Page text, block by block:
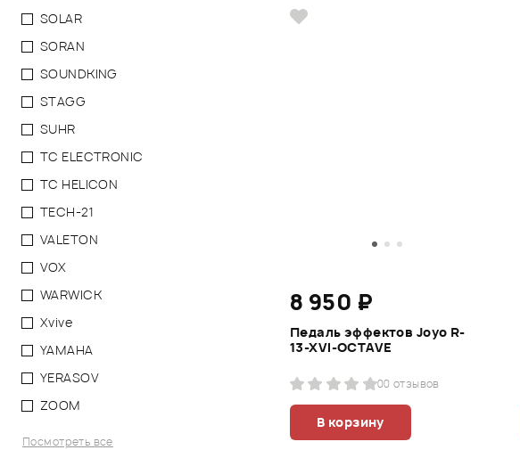
SOLAR
SORAN
SOUNDKING
STAGG
SUHR
TC ELECTRONIC
TC HELICON
TECH-21
VALETON
VOX
WARWICK
Xvive
YAMAHA
YERASOV
ZOOM
Посмотреть все
8 950 ₽
Педаль эффектов Joyo R-
13-XVI-OCTAVE
00 отзывов
В корзину